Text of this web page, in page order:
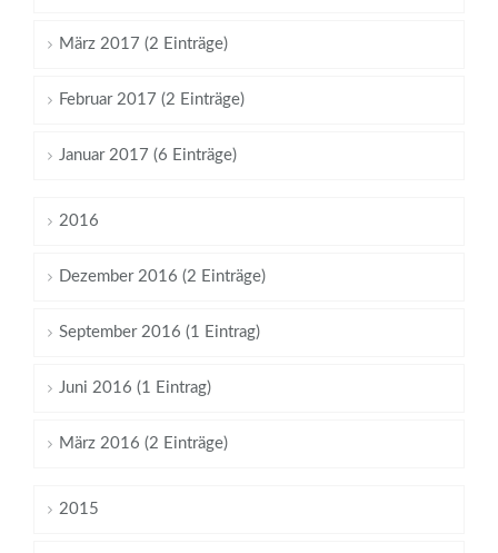
März 2017 (2 Einträge)
Februar 2017 (2 Einträge)
Januar 2017 (6 Einträge)
2016
Dezember 2016 (2 Einträge)
September 2016 (1 Eintrag)
Juni 2016 (1 Eintrag)
März 2016 (2 Einträge)
2015